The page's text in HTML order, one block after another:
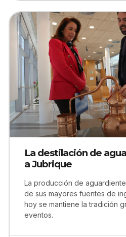
La destilación de
a Jubrique
La producción de
de sus mayores fuentes de
hoy se mantiene la tradición
eventos.